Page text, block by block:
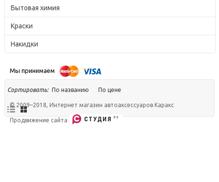
Бытовая химия
Краски
Накидки
Сортировать: По названию По цене
Политика конфиденциальности
125371, Москва,
Мы принимаем
© 2009–2018, Интернет магазин автоаксессуаров Каракс
Продвижение сайта